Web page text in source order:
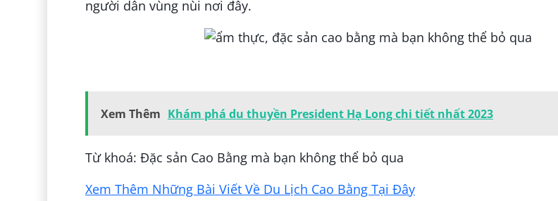
người dân vùng nùi nơi đây.
Xem Thêm Khám phá du thuyền President Hạ Long chi tiết nhất 2023
Từ khoá: Đặc sản Cao Bằng mà bạn không thể bỏ qua
Xem Thêm Những Bài Viết Về Du Lịch Cao Bằng Tại Đây